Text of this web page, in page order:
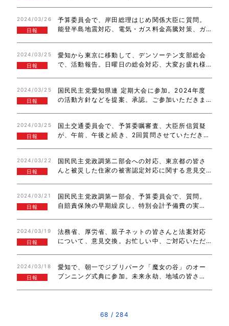
国会提出と記者会見の続きました。
2024/03/26
日報
予算委員会で、岸田総理はじめ関係大臣に質問。
能登半島地震対応、電気・ガス料金高騰対策、ガ
極的設置に関して、質問。その後、奄美・小笠原…
2024/03/25
日報
愛知から東京に移動して、デンソーテン支部総会
で、活動報告。日曜日の総会対応、大変お疲れ様
だき、ありがとうございます。今後とも、ご参加…
2024/03/25
日報
国民民主党愛知県連 定期大会に参加。2024年度
の活動方針などを提案、承認。ご参加いただきま
て、お話しました。チラシも受け取っていただ…
2024/03/25
日報
国土交通委員会で、予算委嘱審査、大臣所信質疑
が、午前、午後と続き、2回質問させていただきま
特例対応、自動車整備士不足対策などについて質…
2024/03/22
日報
国民民主党政調第二部会への対応、東京都の皆さ
んと被災した住家の被害認定対応に関する意見交
ーラム総会、政調国対連絡会と続きました。ま…
2024/03/21
日報
国民民主党政調第一部会、予算委員会で、質問。
自賠責保険の早期繰戻し、特別会計予備費の実
と提案。ありがとうございました。
2024/03/19
日報
法務省、厚労省、親子ネットの皆さんと法案対応
について、意見交換。お忙しい中、ご対応いただ
がとうございました。予算委員会の応援と続き…
2024/03/18
日報
愛知で、朝一でジブリパーク「魔女の谷」のオー
プンニング式典に参加。未来永劫、地域の皆さ
68 / 284